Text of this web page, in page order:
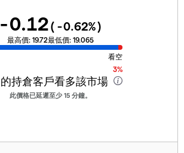
-0.12( -0.62%)
最高價: 19.72最低價: 19.065
看空
3%
的持倉客戶看多該市場
此價格已延遲至少 15 分鐘。